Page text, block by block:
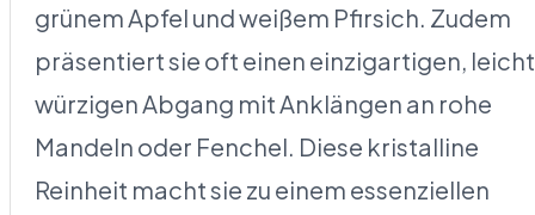
grünem Apfel und weißem Pfirsich. Zudem
präsentiert sie oft einen einzigartigen, leicht
würzigen Abgang mit Anklängen an rohe
Mandeln oder Fenchel. Diese kristalline
Reinheit macht sie zu einem essenziellen